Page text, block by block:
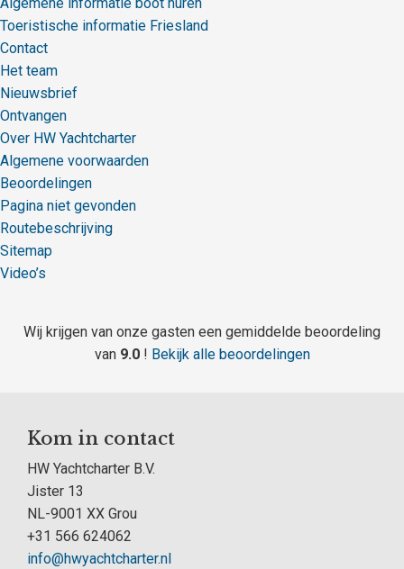
Toeristische informatie Friesland
Contact
Het team
Nieuwsbrief
Ontvangen
Over HW Yachtcharter
Algemene voorwaarden
Beoordelingen
Pagina niet gevonden
Routebeschrijving
Sitemap
Video’s
Wij krijgen van onze gasten een gemiddelde beoordeling
van 9.0 ! Bekijk alle beoordelingen
Kom in contact
HW Yachtcharter B.V.
Jister 13
NL-9001 XX Grou
+31 566 624062
info@hwyachtcharter.nl